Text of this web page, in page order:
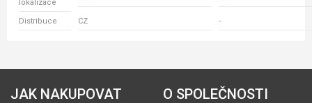
lokalizace
Distribuce CZ -
JAK NAKUPOVAT O SPOLEČNOSTI